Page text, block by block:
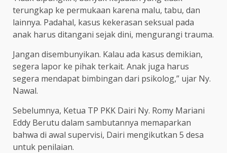
terungkap ke permukaan karena malu, tabu, dan
lainnya. Padahal, kasus kekerasan seksual pada
anak harus ditangani sejak dini, mengurangi trauma.
Jangan disembunyikan. Kalau ada kasus demikian,
segera lapor ke pihak terkait. Anak juga harus
segera mendapat bimbingan dari psikolog,” ujar Ny.
Nawal.
Sebelumnya, Ketua TP PKK Dairi Ny. Romy Mariani
Eddy Berutu dalam sambutannya memaparkan
bahwa di awal supervisi, Dairi mengikutkan 5 desa
untuk penilaian.